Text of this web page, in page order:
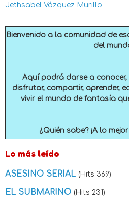
Jethsabel Vázquez Murillo
Bienvenido a la comunidad de
del
Aquí podrá darse a conocer,
disfrutar, compartir, aprender,
vivir el mundo de fantasía
¿Quién sabe? ¡A lo
Lo más leído
ASESINO SERIAL (Hits 369)
EL SUBMARINO (Hits 231)